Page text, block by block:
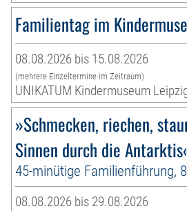
Familientag im
08.08.2026 bis 15.08.2026
(mehrere Einzeltermine im Zeitraum)
UNIKATUM Kindermuseum
»Schmecken, riechen,
Sinnen durch die
45-minütige Familienführung,
08.08.2026 bis 29.08.2026